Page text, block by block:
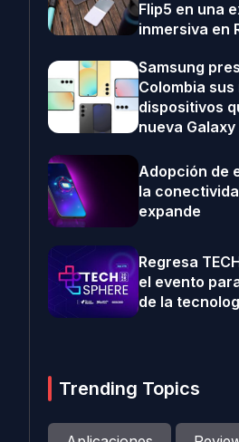
Flip5 en una
inmersiva en
Samsung
Colombia sus
dispositivos
nueva Galaxy
Adopción de
la
expande
Regresa
el evento
de la
Trending Topics